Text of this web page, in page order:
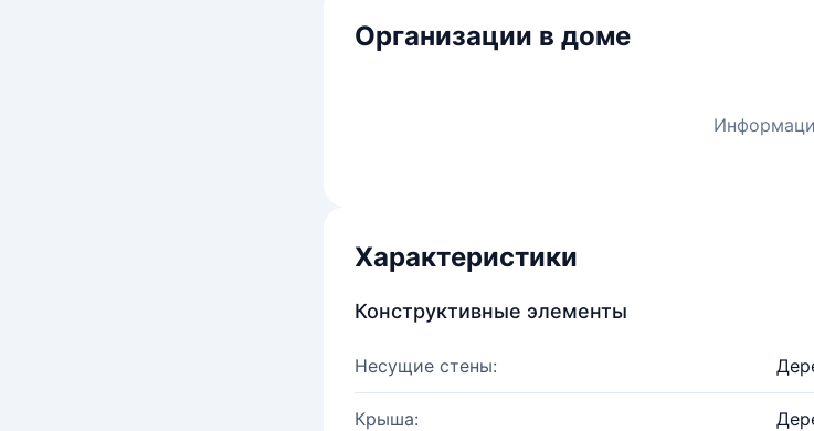
Организации в доме
Характеристики
Конструктивные элементы
Несущие стены:
Крыша: